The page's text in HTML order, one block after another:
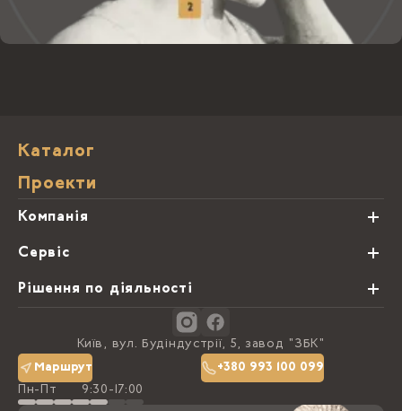
Каталог
Проекти
Компанія
Про нас
Блог
Контакти
Політика конфіденційності
Доставка та оплата
Сервіс
Види обробки каменю
Рішення по діяльності
Київ, вул. Будіндустрії, 5, завод "ЗБК"
Маршрут
+380 993 100 099
Пн-Пт
9:30-17:00